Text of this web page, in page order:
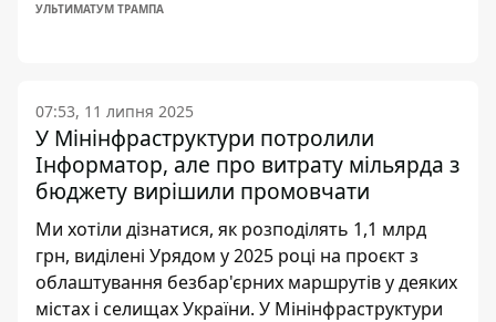
УЛЬТИМАТУМ ТРАМПА
07:53, 11 липня 2025
У Мінінфраструктури потролили
Інформатор, але про витрату мільярда з
бюджету вирішили промовчати
Ми хотіли дізнатися, як розподілять 1,1 млрд
грн, виділені Урядом у 2025 році на проєкт з
облаштування безбар'єрних маршрутів у деяких
містах і селищах України. У Мінінфраструктури